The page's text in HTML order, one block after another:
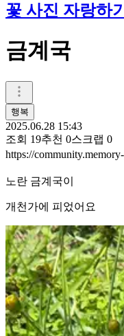
꽃 사진 자랑하기
금계국
행복
2025.06.28 15:43
조회 19추천 0스크랩 0
https://
노란 금계국이
개천가에 피었어요